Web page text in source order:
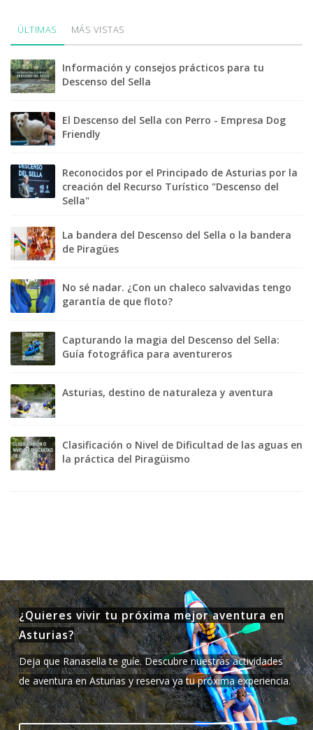
ÚLTIMAS MÁS VISTAS
Información y consejos prácticos para tu
Descenso del Sella
El Descenso del Sella con Perro - Empresa Dog
Friendly
Reconocidos por el Principado de Asturias por la
creación del Recurso Turístico "Descenso del
Sella"
La bandera del Descenso del Sella o la bandera
de Piragües
No sé nadar. ¿Con un chaleco salvavidas tengo
garantía de que floto?
Capturando la magia del Descenso del Sella:
Guía fotográfica para aventureros
Asturias, destino de naturaleza y aventura
Clasificación o Nivel de Dificultad de las aguas en
la práctica del Piragüismo
¿Quieres vivir tu próxima mejor aventura en
Asturias?
Deja que Ranasella te guíe. Descubre nuestras actividades
de aventura en Asturias y reserva ya tu próxima experiencia.